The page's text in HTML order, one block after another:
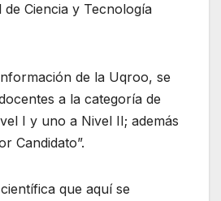
Ciencia y Tecnología
de la Uqroo, se
a la categoría de
I y uno a Nivel II; además
Candidato”.
que aquí se